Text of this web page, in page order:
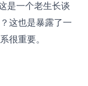
这也是暴露了一
很重要。